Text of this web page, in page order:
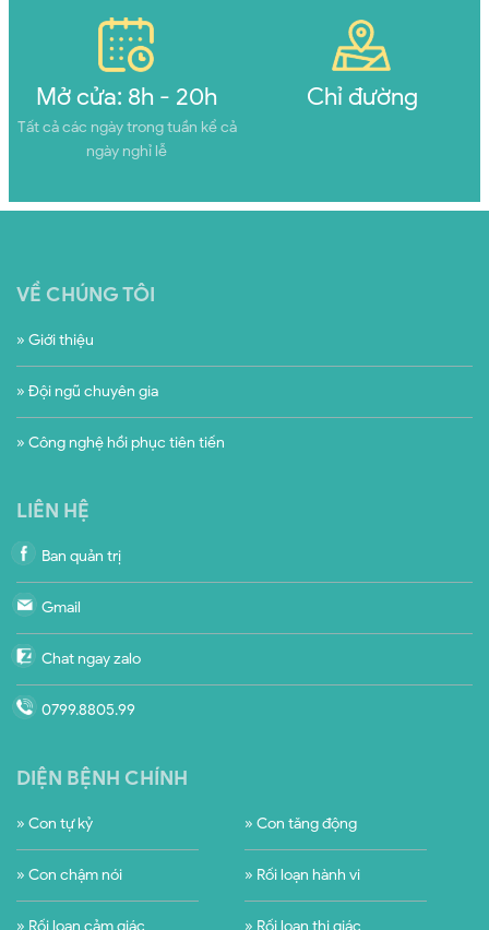
Mở cửa: 8h - 20h
Tất cả các ngày trong tuần kể cả
ngày nghỉ lễ
Chỉ đường
VỀ CHÚNG TÔI
» Giới thiệu
» Đội ngũ chuyên gia
» Công nghệ hồi phục tiên tiến
LIÊN HỆ
Ban quản trị
Gmail
Chat ngay zalo
0799.8805.99
DIỆN BỆNH CHÍNH
» Con tự kỷ » Con tăng động
» Con chậm nói » Rối loạn hành vi